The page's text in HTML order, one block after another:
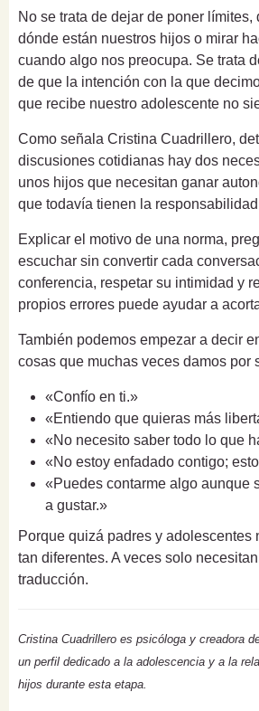
No se trata de dejar de poner límites,
dónde están nuestros hijos o mirar
cuando algo nos preocupa. Se trata
de que la intención con la que
que recibe nuestro adolescente no
Como señala Cristina Cuadrillero,
discusiones cotidianas hay dos
unos hijos que necesitan ganar
que todavía tienen la
Explicar el motivo de una norma,
escuchar sin convertir cada
conferencia, respetar su intimidad y
propios errores puede ayudar a
También podemos empezar a decir
cosas que muchas veces damos por
«Confío en ti.»
«Entiendo que quieras más
«No necesito saber todo lo que
«No estoy enfadado contigo;
«Puedes contarme algo aunque
a gustar.»
Porque quizá padres y adolescentes
tan diferentes. A veces solo
traducción.
Cristina Cuadrillero es psicóloga y creadora
un perfil dedicado a la adolescencia y a la
hijos durante esta etapa.